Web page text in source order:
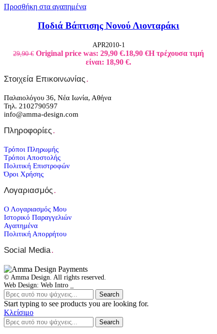
Προσθήκη στα αγαπημένα
Ποδιά Βάπτισης Νονού Λιονταράκι
APR2010-1
29,90€ Original price was: 29,90 €.18,90 €Η τρέχουσα τιμή
είναι: 18,90 €.
Στοιχεία Επικοινωνίας.
Παλαιολόγου 36, Νέα Ιωνία, Αθήνα
Τηλ. 2102790597
info@amma-design.com
Πληροφορίες.
Τρόποι Πληρωμής
Τρόποι Αποστολής
Πολιτική Επιστροφών
Όροι Χρήσης
Λογαριασμός.
Ο Λογαριασμός Μου
Ιστορικό Παραγγελιών
Αγαπημένα
Πολιτική Απορρήτου
Social Media.
© Amma Design. All rights reserved.
Web Design: Web Intro _
Search
Start typing to see products you are looking for.
Κλείσιμο
Search